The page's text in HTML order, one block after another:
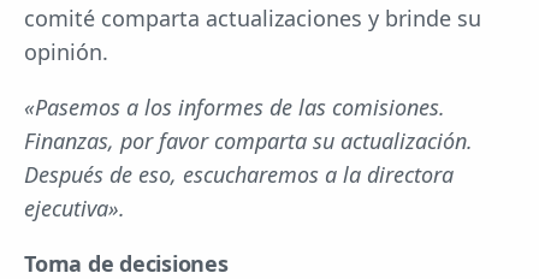
comité comparta actualizaciones y brinde su
opinión.
«Pasemos a los informes de las comisiones.
Finanzas, por favor comparta su actualización.
Después de eso, escucharemos a la directora
ejecutiva».
Toma de decisiones